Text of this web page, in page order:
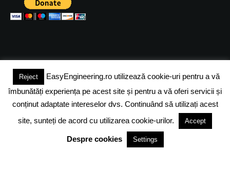
(c) 2024 - FineEngineeringMagazine. All rights reserved.
DESPRE NOI ADVERTISING JOBS DESPRE COOKIES
POLITICA DE CONFIDENTIALITATE TERMENI SI CONDITII
Reject
EasyEngineering.ro utilizează cookie-uri pentru a vă
îmbunătăți experiența pe acest site și pentru a vă oferi servicii și
conținut adaptate intereselor dvs. Continuând să utilizați acest
site, sunteți de acord cu utilizarea cookie-urilor.
Accept
Despre cookies Settings